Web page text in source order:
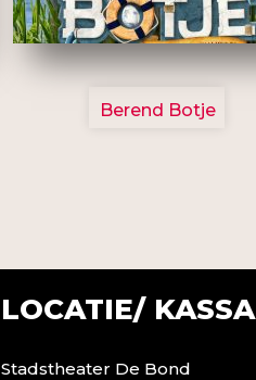
2799
Berend Botje
LOCATIE/ KASSA
Stadstheater De Bond